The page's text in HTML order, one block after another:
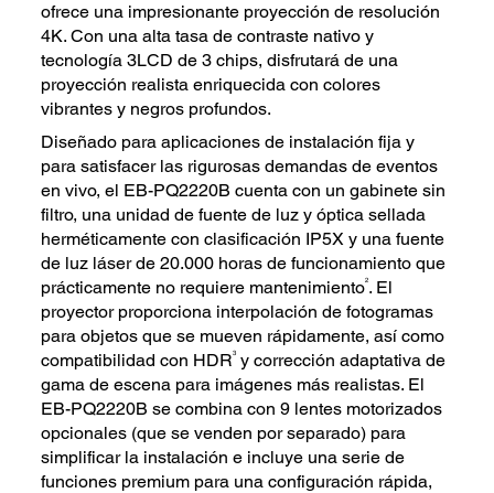
ofrece una impresionante proyección de resolución
4K. Con una alta tasa de contraste nativo y
tecnología 3LCD de 3 chips, disfrutará de una
proyección realista enriquecida con colores
vibrantes y negros profundos.
Diseñado para aplicaciones de instalación fija y
para satisfacer las rigurosas demandas de eventos
en vivo, el EB-PQ2220B cuenta con un gabinete sin
filtro, una unidad de fuente de luz y óptica sellada
herméticamente con clasificación IP5X y una fuente
de luz láser de 20.000 horas de funcionamiento que
prácticamente no requiere mantenimiento2. El
proyector proporciona interpolación de fotogramas
para objetos que se mueven rápidamente, así como
compatibilidad con HDR3 y corrección adaptativa de
gama de escena para imágenes más realistas. El
EB-PQ2220B se combina con 9 lentes motorizados
opcionales (que se venden por separado) para
simplificar la instalación e incluye una serie de
funciones premium para una configuración rápida,